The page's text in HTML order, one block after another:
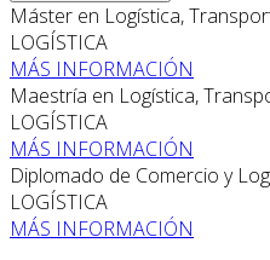
Máster en Logística,
LOGÍSTICA
MÁS INFORMACIÓN
Maestría en Logística,
LOGÍSTICA
MÁS INFORMACIÓN
Diplomado de Comercio y
LOGÍSTICA
MÁS INFORMACIÓN